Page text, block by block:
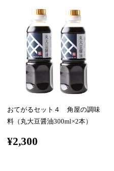
おてがるセット４ 角屋の調味
料（丸大豆醤油300ml×2本）
¥2,300